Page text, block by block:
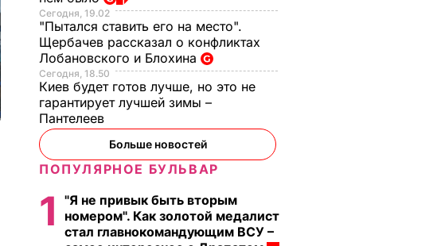
Сегодня, 19.02
"Пытался ставить его на место".
Щербачев рассказал о конфликтах
Лобановского и Блохина
Сегодня, 18.50
Киев будет готов лучше, но это не
гарантирует лучшей зимы –
Пантелеев
Больше новостей
ПОПУЛЯРНОЕ БУЛЬВАР
1
"Я не привык быть вторым
номером". Как золотой медалист
стал главнокомандующим ВСУ –